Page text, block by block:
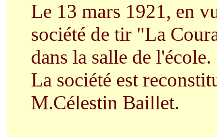
Le 13 mars 1921, en
société de tir "La
dans la salle de l'école.
La société est
M.Célestin Baillet.